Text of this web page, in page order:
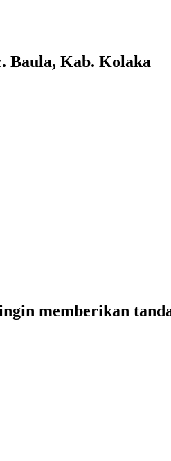
Baula, Kab. Kolaka
memberikan